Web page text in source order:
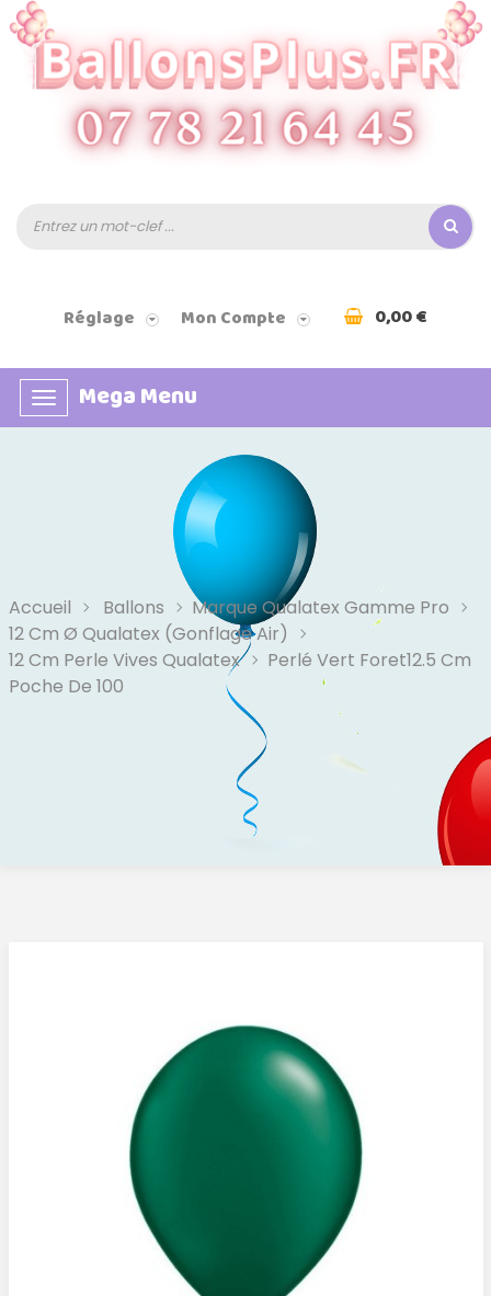
Réglage Mon Compte 0,00 €
Basculer
la
Mega Menu
Accueil Ballons
Marque Qualatex Gamme Pro
12 Cm Ø Qualatex (Gonflage Air)
12 Cm Perle Vives Qualatex
Perlé Vert Foret12.5 Cm
Poche De 100